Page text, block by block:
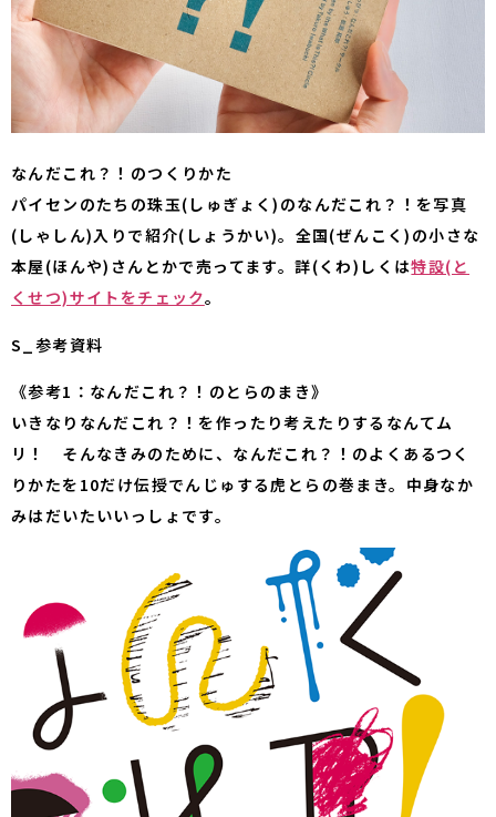
なんだこれ？！のつくりかた
パイセンのたちの珠玉(しゅぎょく)のなんだこれ？！を写真
(しゃしん)入りで紹介(しょうかい)。全国(ぜんこく)の小さな
本屋(ほんや)さんとかで売ってます。詳(くわ)しくは特設(と
くせつ)サイトをチェック。
S_参考資料
《参考1：なんだこれ？！のとらのまき》
いきなりなんだこれ？！を作ったり考えたりするなんてム
リ！ そんなきみのために、なんだこれ？！のよくあるつく
りかたを10だけ伝授でんじゅする虎とらの巻まき。中身なか
みはだいたいいっしょです。